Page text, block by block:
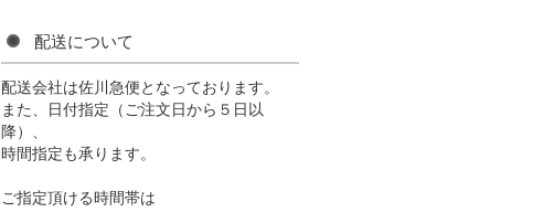
配送について
配送会社は佐川急便となっております。
また、日付指定（ご注文日から５日以
降）、
時間指定も承ります。
ご指定頂ける時間帯は